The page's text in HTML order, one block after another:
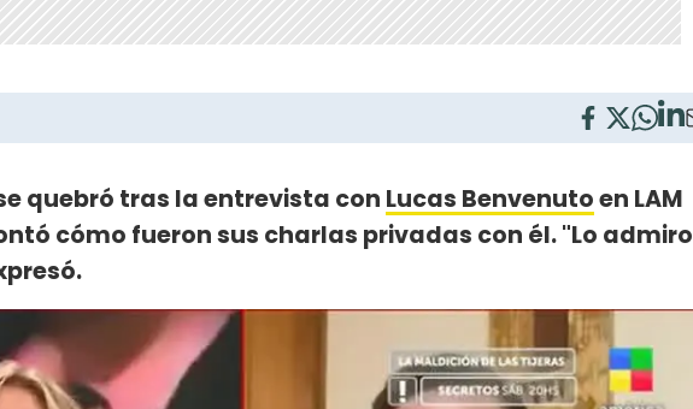
quebró tras la entrevista con Lucas Benvenutoen LAM
cómo fueron sus charlas privadas con él. "Lo admiro